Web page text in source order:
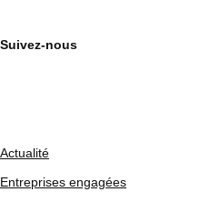
Suivez-nous
Actualité
Entreprises engagées